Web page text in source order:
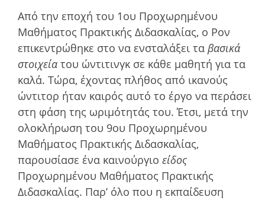
Από την εποχή του 1ου Προχωρηµένου
Μαθήµατος Πρακτικής Διδασκαλίας, ο Ρον
επικεντρώθηκε στο να ενσταλάξει τα βασικά
στοιχεία του ώντιτινγκ σε κάθε µαθητή για τα
καλά. Τώρα, έχοντας πλήθος από ικανούς
ώντιτορ ήταν καιρός αυτό το έργο να περάσει
στη φάση της ωριµότητάς του. Έτσι, µετά την
ολοκλήρωση του 9ου Προχωρηµένου
Μαθήµατος Πρακτικής Διδασκαλίας,
παρουσίασε ένα καινούργιο είδος
Προχωρηµένου Μαθήµατος Πρακτικής
Διδασκαλίας. Παρ’ όλο που η εκπαίδευση